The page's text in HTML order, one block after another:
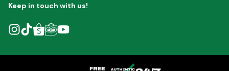
Keep in touch with us!